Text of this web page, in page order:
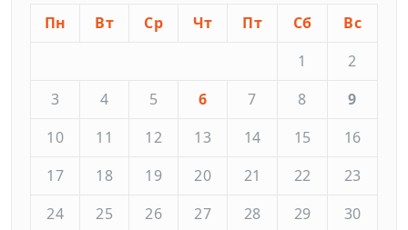
Пн Вт Ср Чт Пт Сб
Вс
1
2
3
4 5 6 7 8
9
10
11 12 13 14 15
16
17
18 19 20 21 22
23
24
25 26 27 28 29
30